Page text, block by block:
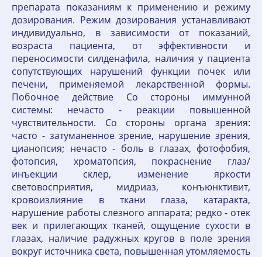
препарата показаниям к применению и режиму
дозирования. Режим дозирования устанавливают
индивидуально, в зависимости от показаний,
возраста пациента, от эффективности и
переносимости силденафила, наличия у пациента
сопутствующих нарушений функции почек или
печени, применяемой лекарственной формы.
Побочное действие Со стороны иммунной
системы: нечасто - реакции повышенной
чувствительности. Со стороны органа зрения:
часто - затуманенное зрение, нарушение зрения,
цианопсия; нечасто - боль в глазах, фотофобия,
фотопсия, хроматопсия, покраснение глаз/
инъекции склер, изменение яркости
световосприятия, мидриаз, конъюнктивит,
кровоизлияние в ткани глаза, катаракта,
нарушение работы слезного аппарата; редко - отек
век и прилегающих тканей, ощущение сухости в
глазах, наличие радужных кругов в поле зрения
вокруг источника света, повышенная утомляемость